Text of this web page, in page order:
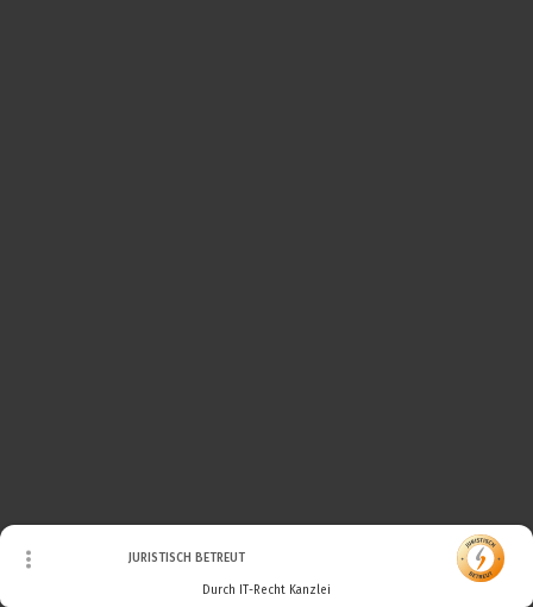
JURISTISCH BETREUT
Durch IT-Recht Kanzlei